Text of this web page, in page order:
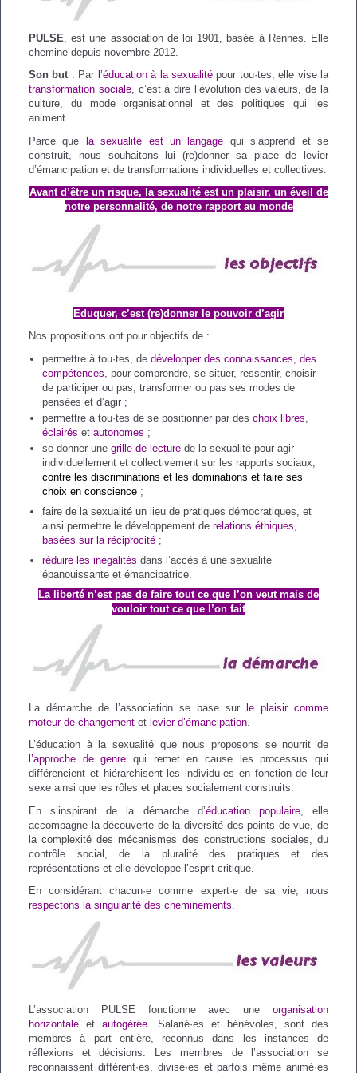
Portage de Paroles
Analyse des pratiques
Accompagnement
individuel
Accompagnement
collectif
la sexualité
Bibliographie enfants
PULSE , est une association de loi 1901, basée à Rennes. Elle
chemine depuis novembre 2012.
Son but: Par l’éducation à la sexualitépour tou·tes, elle vise la
transformation sociale, c’est à dire l’évolution des valeurs, de la
culture, du mode organisationnel et des politiques qui les
animent.
Parce que la sexualité est un langage qui s’apprend et se
construit, nous souhaitons lui (re)donner sa place de levier
d’émancipation et de transformations individuelles et collectives.
Avant d’être un risque, la sexualité est un plaisir, un éveil de
notre personnalité, de notre rapport au monde
Eduquer, c’est (re)donner le pouvoir d’agir
Nos propositions ont pour objectifs de :
permettre à tou·tes, de développer des connaissances, des
compétences , pour comprendre, se situer, ressentir, choisir
de participer ou pas, transformer ou pas ses modes de
pensées et d’agir ;
permettre à tou·tes de se positionner par des choix libres
éclairés et autonomes ;
se donner une grille de lecturede la sexualité pour agir
individuellement et collectivement sur les rapports sociaux,
contre les discriminations et les dominations et faire ses
choix en conscience ;
faire de la sexualité un lieu de pratiques démocratiques, et
ainsi permettre le développement de relations éthiques,
basées sur la réciprocité;
réduire les inégalités dans l’accès à une sexualité
épanouissante et émancipatrice.
La liberté n’est pas de faire tout ce que l’on veut mais de
vouloir tout ce que l’on fait
La démarche de l’association se base sur le plaisir comme
moteur de changement et levier d’émancipation
L’éducation à la sexualité que nous proposons se nourrit de
l’approche de genre qui remet en cause les processus qui
différencient et hiérarchisent les individu·es en fonction de leur
sexe ainsi que les rôles et places socialement construits.
En s’inspirant de la démarche d’éducation populaire, elle
accompagne la découverte de la diversité des points de vue, de
la complexité des mécanismes des constructions sociales, du
contrôle social, de la pluralité des pratiques et des
représentations et elle développe l’esprit critique.
En considérant chacun·e comme expert·e de sa vie, nous
respectons la singularité des cheminements.
L’association PULSE fonctionne avec une organisation
horizontale et autogérée. Salarié·es et bénévoles, sont des
membres à part entière, reconnus dans les instances de
réflexions et décisions. Les membres de l’association se
reconnaissent différent·es, divisé·es et parfois même animé·es